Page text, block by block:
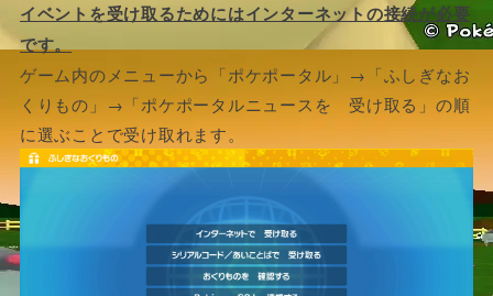
イベントを受け取るためにはインターネットの接続が必要
です。
ゲーム内のメニューから「ポケポータル」→「ふしぎなお
くりもの」→「ポケポータルニュースを 受け取る」の順
に選ぶことで受け取れます。